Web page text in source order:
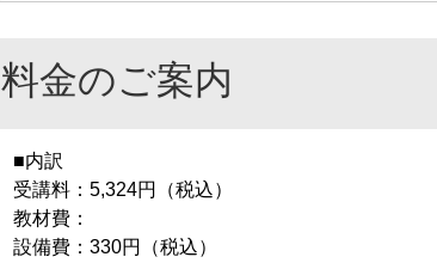
料金のご案内
■内訳
受講料：5,324円（税込）
教材費：
設備費：330円（税込）